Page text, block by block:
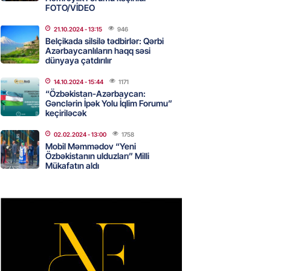
Birbank Star kartını indi sifariş
edin, nağdlaşdırmanı komissiyasız
edin
06.08.2026- 15:07
ÖLKƏ
təyin edəcək
06.08.2026- 15:00
Azərbaycan Ukraynaya qaz tədarük
- 14:45
FOTO/VİDEO
21.10.2024- 13:15 946
Belçikada silsilə tədbirlər: Qərbi
Azərbaycanlıların haqq səsi
dünyaya çatdırılır
14.10.2024- 15:44 1171
“Özbəkistan-Azərbaycan:
Gənclərin İpək Yolu İqlim Forumu”
keçiriləcək
02.02.2024- 13:00 1758
Mobil Məmmədov “Yeni
Özbəkistanın ulduzları” Milli
Mükafatın aldı